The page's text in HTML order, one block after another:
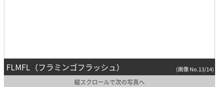
FLMFL（フラミンゴフラッシュ） (画像 No.13/14)
縦スクロールで次の写真へ